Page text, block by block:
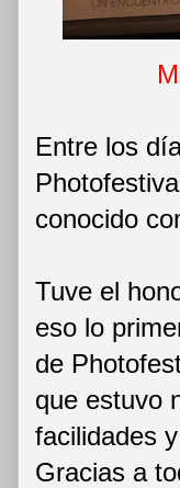
Entre los
conocido
Tuve el
eso lo
de
que estuvo
facilidades
Gracias a